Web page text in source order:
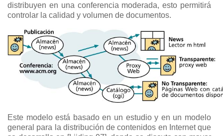
distribuyen en una conferencia moderada, esto permitirá
controlar la calidad y volumen de documentos.
Este modelo está basado en un estudio y en un modelo
general para la distribución de contenidos en Internet que